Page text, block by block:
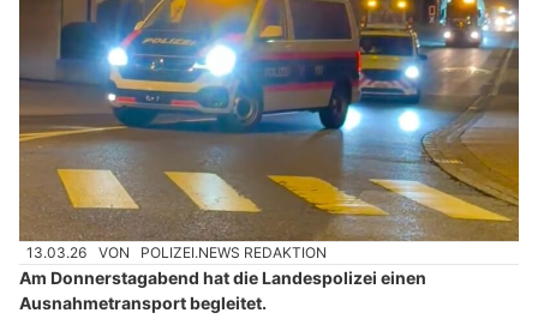
13.03.26 VON POLIZEI.NEWS REDAKTION
Am Donnerstagabend hat die Landespolizei einen
Ausnahmetransport begleitet.